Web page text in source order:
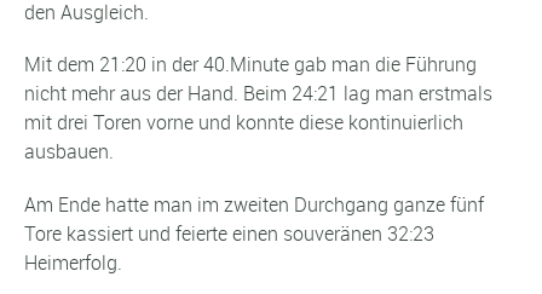
den Ausgleich.
Mit dem 21:20 in der 40.Minute gab man die Führung
nicht mehr aus der Hand. Beim 24:21 lag man erstmals
mit drei Toren vorne und konnte diese kontinuierlich
ausbauen.
Am Ende hatte man im zweiten Durchgang ganze fünf
Tore kassiert und feierte einen souveränen 32:23
Heimerfolg.